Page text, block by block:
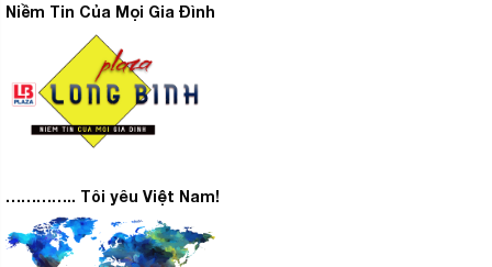
Niềm Tin Của Mọi Gia Đình
………….. Tôi yêu Việt Nam!